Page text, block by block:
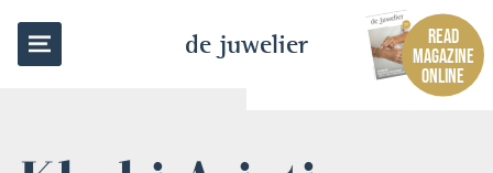
de juwelier
READ
MAGAZINE
ONLINE
BACK TO OVERVIEW